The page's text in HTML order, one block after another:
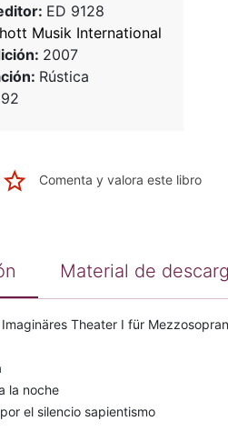
ED 9128
Musik International
2007
Rústica
92
Comenta y valora este libro
Material de
Imaginäres Theater I für
la noche
el silencio sapientismo